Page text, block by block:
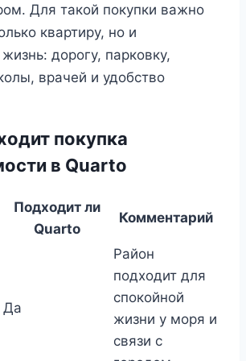
Для такой покупки важно
квартиру, но и
дорогу, парковку,
врачей и удобство
покупка
в Quarto
Подходит ли
Quarto
Комментарий
Да
Район
подходит для
спокойной
жизни у моря и
связи с